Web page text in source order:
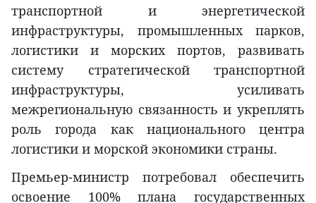
транспортной и энергетической
инфраструктуры, промышленных парков,
логистики и морских портов, развивать
систему стратегической транспортной
инфраструктуры, усиливать
межрегиональную связанность и укреплять
роль города как национального центра
логистики и морской экономики страны.
Премьер-министр потребовал обеспечить
освоение 100% плана государственных